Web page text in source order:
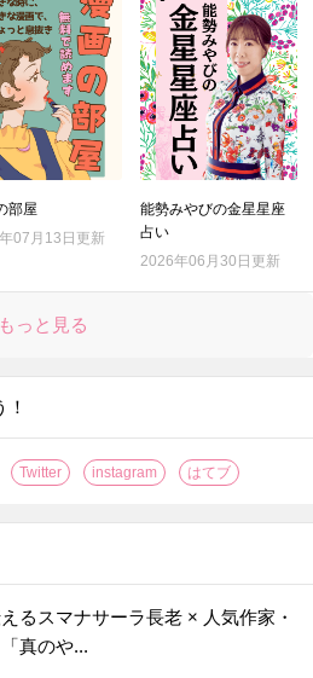
部屋
07月13日更新
能勢みやびの金星星座
占い
2026年06月30日更新
もっと見る
Twitter instagram はてブ
るスマナサーラ長老 × 人気作家・
真のや...